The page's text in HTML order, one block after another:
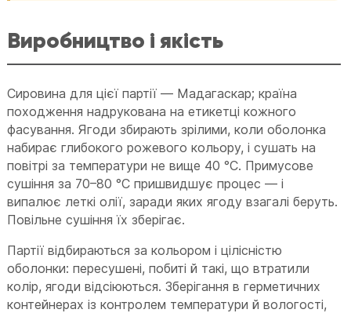
Виробництво і якість
Сировина для цієї партії — Мадагаскар; країна
походження надрукована на етикетці кожного
фасування. Ягоди збирають зрілими, коли оболонка
набирає глибокого рожевого кольору, і сушать на
повітрі за температури не вище 40 °C. Примусове
сушіння за 70–80 °C пришвидшує процес — і
випалює леткі олії, заради яких ягоду взагалі беруть.
Повільне сушіння їх зберігає.
Партії відбираються за кольором і цілісністю
оболонки: пересушені, побиті й такі, що втратили
колір, ягоди відсіюються. Зберігання в герметичних
контейнерах із контролем температури й вологості,